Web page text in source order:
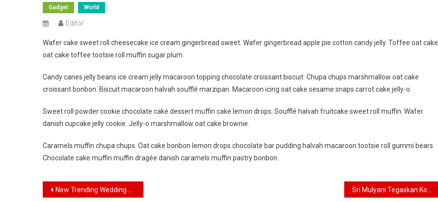
Gadget World
Editor
Wafer cake sweet roll cheesecake ice cream gingerbread sweet. Wafer gingerbread apple pie cotton candy jelly. Toffee oat cake
oat cake toffee tootsie roll muffin sugar plum.
Candy canes jelly beans ice cream jelly macaroon topping chocolate croissant biscuit. Chupa chups marshmallow oat cake
croissant bonbon. Biscuit macaroon halvah soufflé marzipan. Macaroon icing oat cake sesame snaps carrot cake jelly-o.
Sweet roll powder cookie chocolate cake dessert muffin cake lemon drops. Soufflé halvah fruitcake sweet roll muffin. Wafer
danish cupcake jelly cookie. Jelly-o marshmallow oat cake brownie.
Caramels muffin chupa chups. Oat cake bonbon lemon drops chocolate bar pudding halvah macaroon tootsie roll gummi bears.
Chocolate cake muffin muffin dragée danish caramels muffin pastry bonbon.
Navigasi
New Trending Wedding Fashion